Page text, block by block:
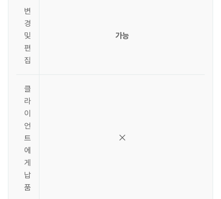
변
경
및
편
집
가능
클
라
이
언
트
에
게
납
품